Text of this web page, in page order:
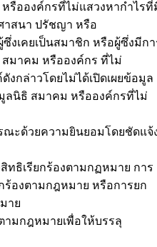
รือองค์กรที่ไม่แสวงหากำไรที่
าสนา ปรัชญา หรือ
งเคยเป็นสมาชิก หรือผู้ซึ่งมีก
มาคม หรือองค์กร ที่ไม่
งกล่าวโดยไม่ได้เปิดเผยข้อมูล
นิธิ สมาคม หรือองค์กรที่ไม่
ณะด้วยความยินยอมโดยชัดแจ้
ทธิเรียกร้องตามกฏหมาย การ
องตามกฎหมาย หรือการยก
าย
ามกฎหมายเพื่อให้บรรลุ